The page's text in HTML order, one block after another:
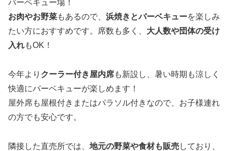
バーベキュー場！
お肉やお野菜もあるので、 浜焼きとバーベキューを楽しみ
たい方におすすめです。席数も多く、 大人数や団体の受け
入れもOK！
今年より クーラー付き屋内席も新設し、暑い時期も涼しく
快適にバーベキューが楽しめます！
屋外席も屋根付きまたはパラソル付きなので、お子様連れ
の方でも安心です。
隣接した直売所では、 地元の野菜や食材も販売しており、